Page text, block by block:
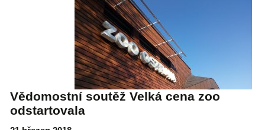
Vědomostní soutěž Velká cena zoo
odstartovala